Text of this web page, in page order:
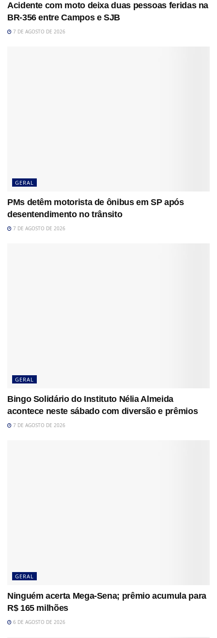
Acidente com moto deixa duas pessoas feridas na
BR-356 entre Campos e SJB
7 DE AGOSTO DE 2026
GERAL
PMs detêm motorista de ônibus em SP após
desentendimento no trânsito
7 DE AGOSTO DE 2026
GERAL
Bingo Solidário do Instituto Nélia Almeida
acontece neste sábado com diversão e prêmios
7 DE AGOSTO DE 2026
GERAL
Ninguém acerta Mega-Sena; prêmio acumula para
R$ 165 milhões
6 DE AGOSTO DE 2026